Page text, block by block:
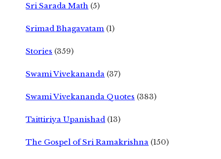
Sri Sarada Math (5)
Srimad Bhagavatam (1)
Stories (359)
Swami Vivekananda (37)
Swami Vivekananda Quotes (383)
Taittiriya Upanishad (13)
The Gospel of Sri Ramakrishna (150)